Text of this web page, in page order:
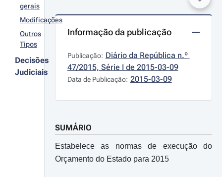
gerais
Modificações
Outros
Tipos
Decisões
Judiciais
Informação da publicação
Publicação: Diário da República n.º
47/2015, Série I de 2015-03-09
Data de Publicação: 2015-03-09
SUMÁRIO
Estabelece as normas de execução do
Orçamento do Estado para 2015